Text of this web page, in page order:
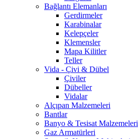
Bağlantı Elemanları
Gerdirmeler
Karabinalar
Kelepçeler
Klemensler
Mapa Kilitler
Teller
Vida - Çivi & Dübel
Çiviler
Dübeller
Vidalar
Alçıpan Malzemeleri
Bantlar
Banyo & Tesisat Malzemeleri
Gaz Armatürleri